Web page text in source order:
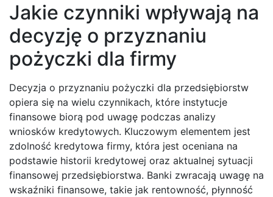
Jakie czynniki wpływają na
decyzję o przyznaniu
pożyczki dla firmy
Decyzja o przyznaniu pożyczki dla przedsiębiorstw
opiera się na wielu czynnikach, które instytucje
finansowe biorą pod uwagę podczas analizy
wniosków kredytowych. Kluczowym elementem jest
zdolność kredytowa firmy, która jest oceniana na
podstawie historii kredytowej oraz aktualnej sytuacji
finansowej przedsiębiorstwa. Banki zwracają uwagę na
wskaźniki finansowe, takie jak rentowność, płynność